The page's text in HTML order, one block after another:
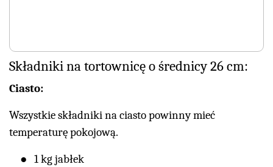
Składniki na tortownicę o średnicy 26 cm:
Ciasto:
Wszystkie składniki na ciasto powinny mieć
temperaturę pokojową.
1 kg jabłek